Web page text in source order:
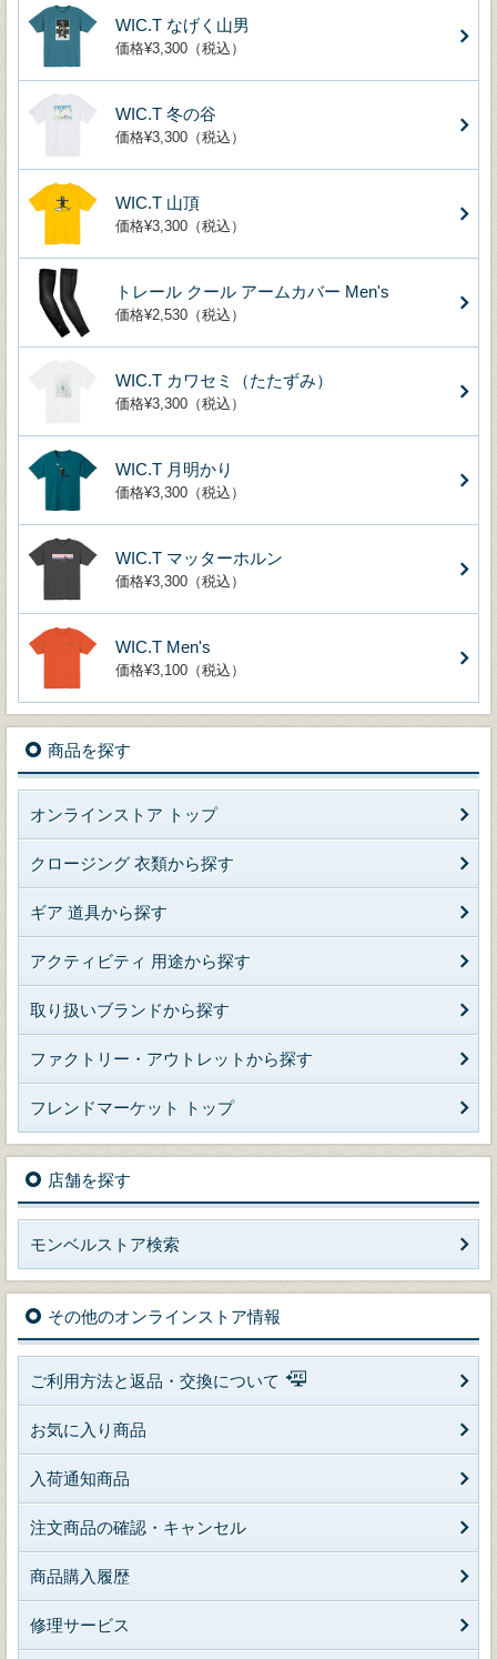
WIC.T なげく山男
価格¥3,300（税込）
WIC.T 冬の谷
価格¥3,300（税込）
WIC.T 山頂
価格¥3,300（税込）
トレール クール アームカバー Men's
価格¥2,530（税込）
WIC.T カワセミ（たたずみ）
価格¥3,300（税込）
WIC.T 月明かり
価格¥3,300（税込）
WIC.T マッターホルン
価格¥3,300（税込）
WIC.T Men's
価格¥3,100（税込）
商品を探す
オンラインストア トップ
クロージング 衣類から探す
ギア 道具から探す
アクティビティ 用途から探す
取り扱いブランドから探す
ファクトリー・アウトレットから探す
フレンドマーケット トップ
店舗を探す
モンベルストア検索
その他のオンラインストア情報
ご利用方法と返品・交換について
お気に入り商品
入荷通知商品
注文商品の確認・キャンセル
商品購入履歴
修理サービス